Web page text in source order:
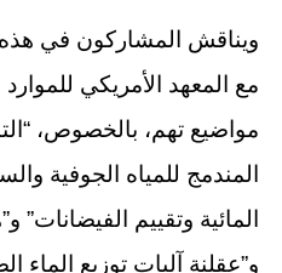
ويناقش المشاركون في هذه
مع المعهد الأمريكي للموارد
مواضيع تهم، بالخصوص،
المندمج للمياه الجوفية
المائية وتقييم الفيضانات”
و”عقلنة آليات توزيع الماء